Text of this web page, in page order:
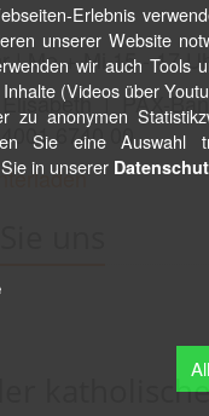
| Mo + Mi 15 - 17
Elisabeth | PAX-
6740 00
uns
Erlebnis
unserer Website
wir auch Tools
(Videos über
zu anonymen
Sie eine Auswahl
in unserer